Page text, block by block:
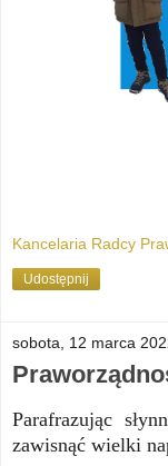
Kancelaria Radcy
Udostępnij
sobota, 12 marca
Parafrazując
zawisnąć wielki